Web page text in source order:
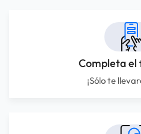
Completa
¡Sólo te